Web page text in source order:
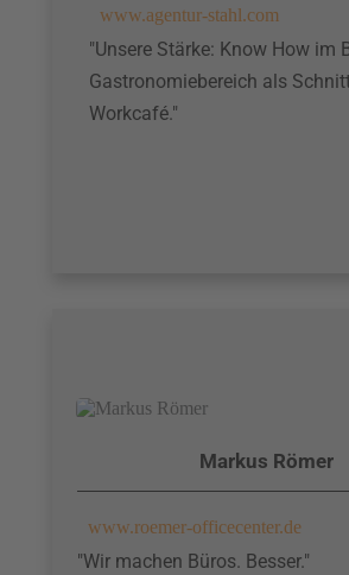
www.agentur-stahl.com
"Unsere Stärke: Know How im
Gastronomiebereich als
Workcafé."
Markus Römer
www.roemer-officecenter.de
"Wir machen Büros. Besser."